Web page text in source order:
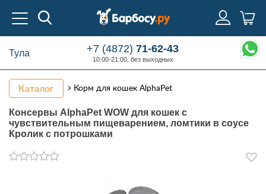
Тула +7 (4872)71-62-43
10:00-21:00, без выходных
Каталог Корм для кошек AlphaPet
Консервы AlphaPet WOW для кошек с
чувствительным пищеварением, ломтики в соусе
Кролик с потрошками